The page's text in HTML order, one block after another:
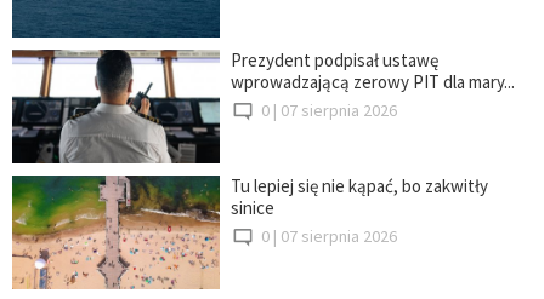
Prezydent podpisał ustawę
wprowadzającą zerowy PIT dla mary...
0 | 07 sierpnia 2026
Tu lepiej się nie kąpać, bo zakwitły
sinice
0 | 07 sierpnia 2026